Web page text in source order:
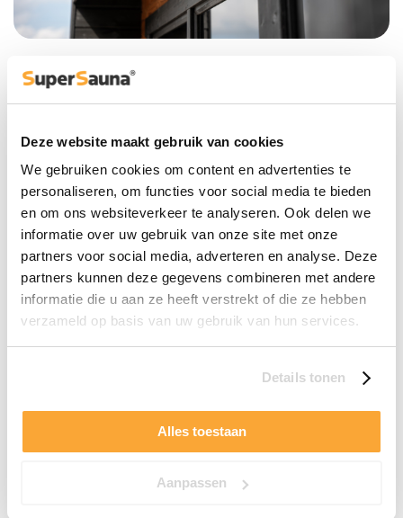
Deze website maakt gebruik van cookies
We gebruiken cookies om content en advertenties te
personaliseren, om functies voor social media te bieden
en om ons websiteverkeer te analyseren. Ook delen we
informatie over uw gebruik van onze site met onze
partners voor social media, adverteren en analyse. Deze
partners kunnen deze gegevens combineren met andere
informatie die u aan ze heeft verstrekt of die ze hebben
verzameld op basis van uw gebruik van hun services.
Details tonen
Alles toestaan
Aanpassen
LEVERING & MONTAGE
zwarte daksingels rondom, wat de sauna een strakke en
herkenbare look geeft. Aan de binnenkant zorgt het
premium alder houten interieur voor een warme en
luxueuze saunabeleving.
ONDERHOUD
Aan de buitenkant is elke Patio relaxroom afgewerkt met
zwarte daksingels rondom, wat de sauna een strakke en
herkenbare look geeft. Aan de binnenkant zorgt het
premium alder houten interieur voor een warme en
luxueuze saunabeleving.
Supersauna staat al meer dan 20 jaar voor kwaliteit,
vakmanschap en innovatie op het gebied van sauna’s.
volledige controle over de productie en kwaliteit, waarna